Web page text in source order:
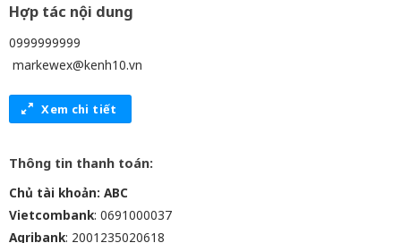
Hợp tác nội dung
0999999999
markewex@kenh10.vn
Xem chi tiết
Thông tin thanh toán:
Chủ tài khoản: ABC
Vietcombank: 0691000037
Agribank: 2001235020618